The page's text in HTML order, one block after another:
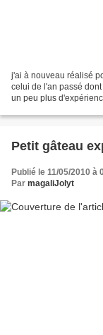
j'ai à nouveau réalisé
celui de l'an passé
un peu plus
Petit gâteau
Publié le 11/05/2010 à
Par magaliJolyt